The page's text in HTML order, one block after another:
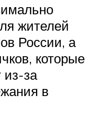
жителей
России, а
которые
из-за
в